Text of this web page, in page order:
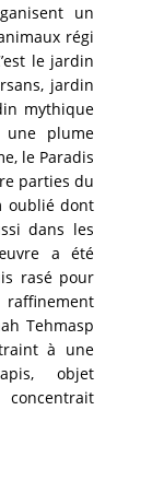
un
régi
le jardin
jardin
mythique
une plume
le Paradis
parties du
oublié dont
dans les
a été
rasé pour
Tehmasp
à une
objet